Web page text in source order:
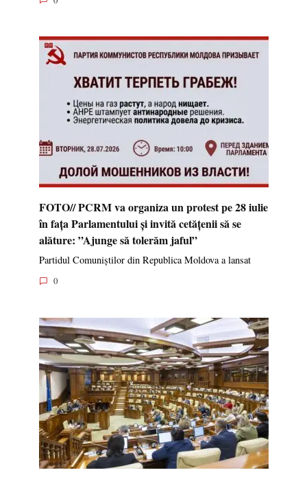
FOTO// PCRM va organiza un protest pe 28 iulie
în fața Parlamentului și invită cetățenii să se
alăture: ”Ajunge să tolerăm jaful”
Partidul Comuniștilor din Republica Moldova a lansat
0